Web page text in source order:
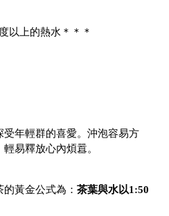
以上的熱水 ＊＊＊
年輕群的喜愛。沖泡容易方
易釋放心內煩囂。
黃金公式為： 茶葉與水以1:50